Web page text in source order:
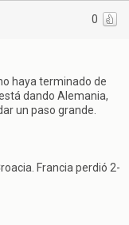
0
haya terminado de
dando Alemania,
un paso grande.
Francia perdió 2-